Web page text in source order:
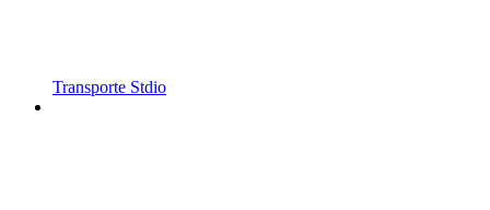
Transporte Stdio